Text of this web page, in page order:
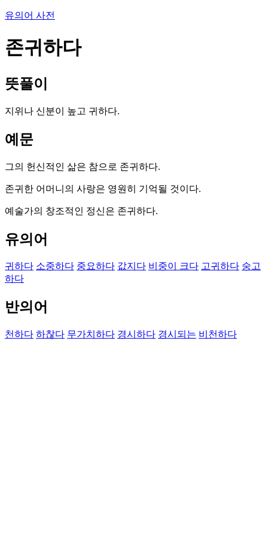
유의어 사전
존귀하다
뜻풀이
지위나 신분이 높고 귀하다.
예문
그의 헌신적인 삶은 참으로 존귀하다.
존귀한 어머니의 사랑은 영원히 기억될 것이다.
예술가의 창조적인 정신은 존귀하다.
유의어
귀하다 소중하다 중요하다 값지다 비중이 크다 고귀하다 숭고
하다
반의어
천하다 하찮다 무가치하다 경시하다 경시되는 비천하다